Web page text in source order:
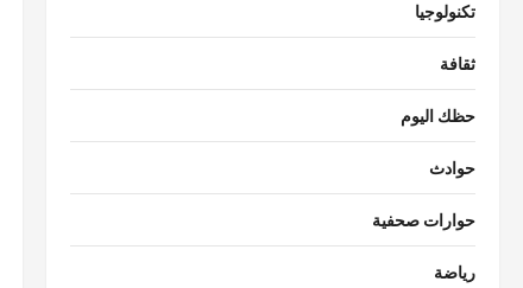
تكنولوجيا
ثقافة
حظك اليوم
حوادث
حوارات صحفية
رياضة